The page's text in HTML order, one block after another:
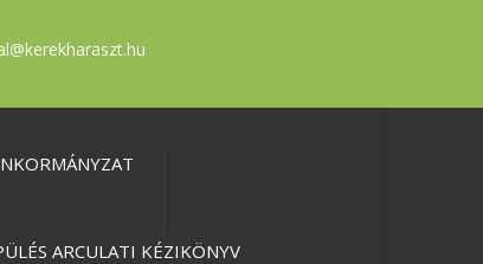
ARCULATI KÉZIKÖNYV